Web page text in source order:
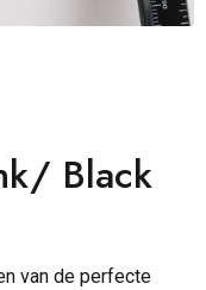
Black
van de perfecte